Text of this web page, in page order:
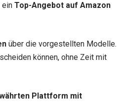
ein Top-Angebot auf Amazon
über die vorgestellten Modelle.
können, ohne Zeit mit
Plattform mit